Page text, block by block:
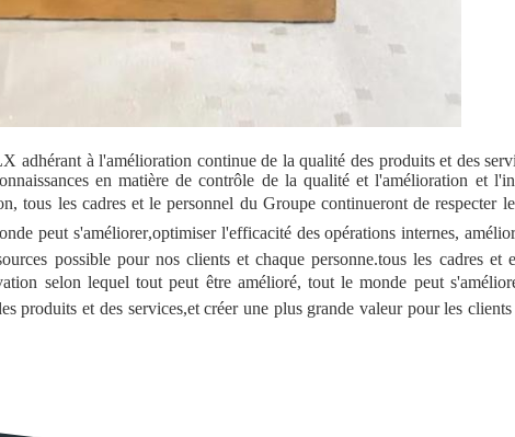
adhérant à l'amélioration continue de la qualité des produits et des
en matière de contrôle de la qualité et l'amélioration et
tous les cadres et le personnel du Groupe continueront de respecter
peut s'améliorer,optimiser l'efficacité des opérations internes,
possible pour nos clients et chaque personne.tous les cadres et
selon lequel tout peut être amélioré, tout le monde peut
produits et des services,et créer une plus grande valeur pour les